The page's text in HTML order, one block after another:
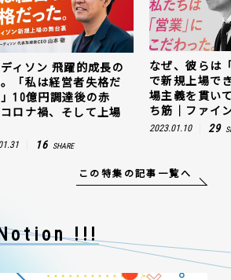
ィソン 飛躍的成長の
「私は経営者失格だ
10億円調達後の赤
ロナ禍、そして上場
16 SHARE
なぜ、彼らは
で新規上場で
場主義を貫い
ち筋｜ファイ
2023.01.10 29
この特集の記事一覧へ
!!!